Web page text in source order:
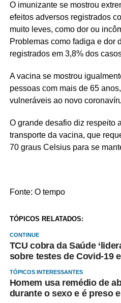
O imunizante se mostrou
efeitos adversos registrados
muito leves, como dor ou
Problemas como fadiga e dor
registrados em 3,8% dos
A vacina se mostrou
pessoas com mais de 65
vulneráveis ao novo
O grande desafio diz respeito
transporte da vacina, que
70 graus Celsius para se
Fonte: O tempo
TÓPICOS RELATADOS:
CONTINUE
TCU cobra da Saúde
sobre testes de Covid-19
TÓPICOS INTERESSANTES
Homem usa remédio de
durante o sexo e é preso